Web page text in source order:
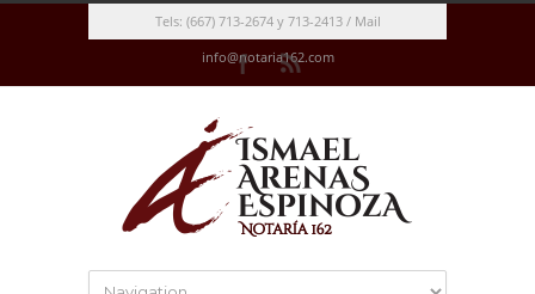
Tels: (667) 713-2674 y 713-2413 / Mail
info@notaria162.com